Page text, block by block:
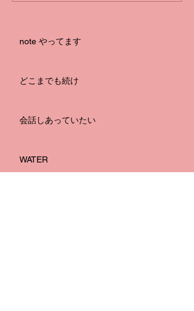
note やってます
どこまでも続け
会話しあっていたい
WATER